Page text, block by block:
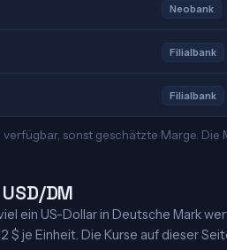
Neobank
Filialbank
Filialbank
sonst geschätzte Marge.
DM
ein US-Dollar in Deutsche Mark
je Einheit. Die Kurse auf dieser